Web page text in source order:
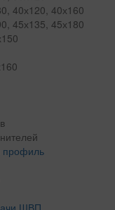
40х120, 40х160
45х135, 45х180
профиль
ШВП